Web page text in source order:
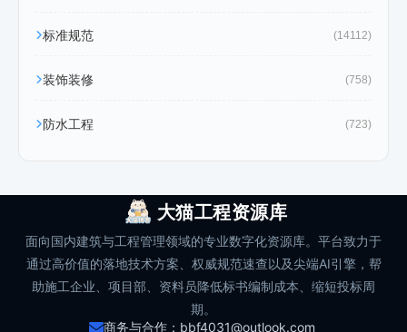
标准规范 (14112)
装饰装修 (758)
防水工程 (723)
大猫工程资源库
面向国内建筑与工程管理领域的专业数字化资源库。平台致力于
通过高价值的落地技术方案、权威规范速查以及尖端AI引擎，帮
助施工企业、项目部、资料员降低标书编制成本、缩短投标周
期。
商务与合作：bbf4031@outlook.com